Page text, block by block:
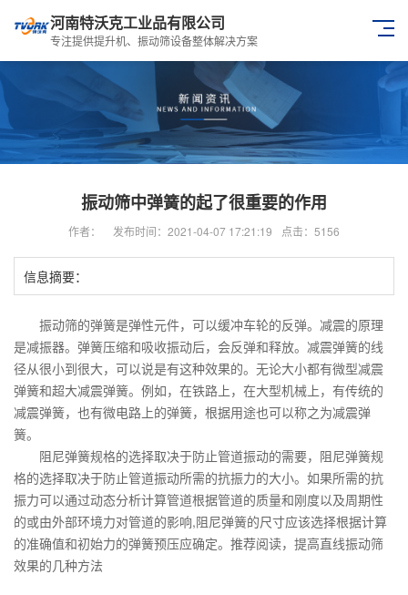
河南特沃克工业品有限公司
专注提供提升机、振动筛设备整体解决方案
振动筛中弹簧的起了很重要的作用
作者： 发布时间：2021-04-07 17:21:19 点击：5156
信息摘要：
振动筛的弹簧是弹性元件，可以缓冲车轮的反弹。减震的原理
是减振器。弹簧压缩和吸收振动后，会反弹和释放。减震弹簧的线
径从很小到很大，可以说是有这种效果的。无论大小都有微型减震
弹簧和超大减震弹簧。例如，在铁路上，在大型机械上，有传统的
减震弹簧，也有微电路上的弹簧，根据用途也可以称之为减震弹
簧。
阻尼弹簧规格的选择取决于防止管道振动的需要，阻尼弹簧规
格的选择取决于防止管道振动所需的抗振力的大小。如果所需的抗
振力可以通过动态分析计算管道根据管道的质量和刚度以及周期性
的或由外部环境力对管道的影响,阻尼弹簧的尺寸应该选择根据计算
的准确值和初始力的弹簧预压应确定。推荐阅读，提高直线振动筛
效果的几种方法